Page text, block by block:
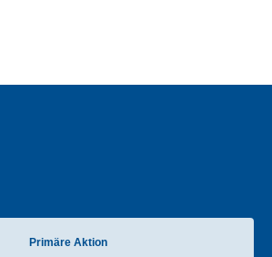
Primäre Aktion